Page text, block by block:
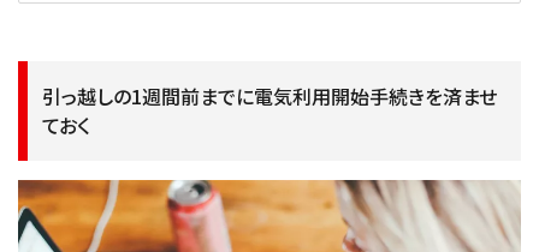
引っ越しの1週間前までに電気利用開始手続きを済ませ
ておく